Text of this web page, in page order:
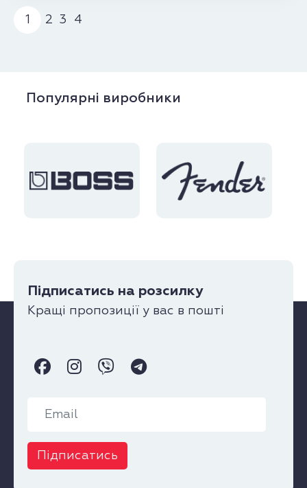
1 2 3 4
Популярні виробники
Підписатись на розсилку
Кращі пропозиції у вас в пошті
Підписатись